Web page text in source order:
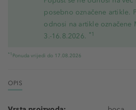
posebno označene artikle.
odnosi na artikle označene
3.-16.8.2026. *1
*1 Ponuda vrijedi do 17.08.2026
OPIS